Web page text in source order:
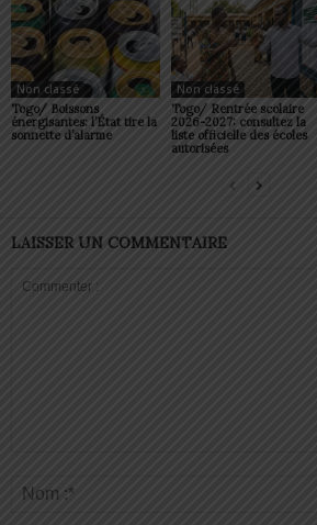
Non classé
Togo/ Boissons
énergisantes: l’État tire la
sonnette d’alarme
Non classé
Togo/ Rentrée scolaire
2026-2027: consultez la
liste officielle des écoles
autorisées
LAISSER UN COMMENTAIRE